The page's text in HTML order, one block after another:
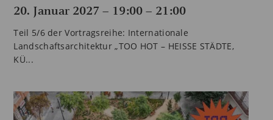
20. Januar 2027 – 19:00– 21:00
Teil 5/6 der Vortragsreihe: Internationale
Landschaftsarchitektur „TOO HOT – HEISSE STÄDTE,
KÜ...